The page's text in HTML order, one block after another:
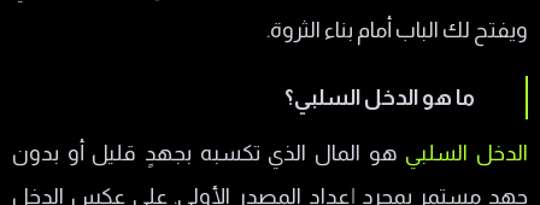
ويفتح لك الباب أمام بناء الثروة.
ما هو الدخل السلبي؟
الدخل السلبي هو المال الذي تكسبه بجهدٍ قليل أو بدون
جهد مستمر بمجرد إعداد المصدر الأولي. على عكس الدخل